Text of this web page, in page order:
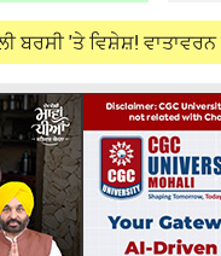
ਵਾਤਾਵਰਨ ਸੰਭਾਲ